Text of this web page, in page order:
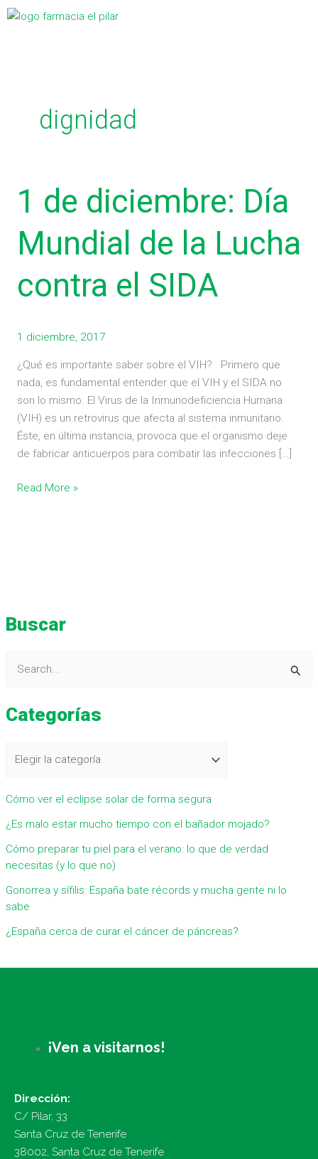
Buscar
s
p
o
r
:
Categorías
C
Cómo ver el eclipse solar de forma segura
¿Es malo estar mucho tiempo con el bañador mojado?
Cómo preparar tu piel para el verano: lo que de verdad
necesitas (y lo que no)
Gonorrea y sífilis: España bate récords y mucha gente ni lo
sabe
¿España cerca de curar el cáncer de páncreas?
dignidad
1 de diciembre: Día
Mundial de la Lucha
contra el SIDA
1 diciembre, 2017
¿Qué es importante saber sobre el VIH? Primero que
nada, es fundamental entender que el VIH y el SIDA no
son lo mismo. El Virus de la Inmunodeficiencia Humana
(VIH) es un retrovirus que afecta al sistema inmunitario.
Éste, en última instancia, provoca que el organismo deje
de fabricar anticuerpos para combatir las infecciones […]
1
Día
de
la
contra
SIDA
Read More »
¡Ven a visitarnos!
Dirección:
C/ Pilar, 33
Santa Cruz de Tenerife
38002, Santa Cruz de Tenerife